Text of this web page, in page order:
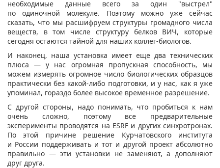
необходимые данные всего за один "выстрел"
по одиночной молекуле. Поэтому можно уже сейчас
сказать, что мы расшифруем структуры громадного числа
веществ, в том числе структуру белков ВИЧ, которые
сегодня остаются тайной для наших коллег-биологов.
И наконец, наша установка имеет еще два технических
плюса — у нас огромная пропускная способность, мы
можем измерять огромное число биологических образцов
практически без какой-либо подготовки, и у нас, как я уже
упоминал, гораздо более высокое временное разрешение.
С другой стороны, надо понимать, что пробиться к нам
очень сложно, поэтому все предварительные
эксперименты проводятся на ESRF и других синхротронах.
По этой причине решение Курчатовского института
и России поддерживать и тот и другой проект абсолютно
правильно — эти установки не заменяют, а дополняют
друг друга.